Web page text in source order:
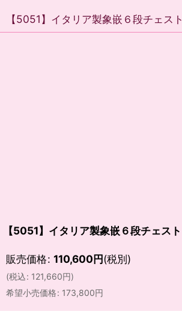
【5051】イタリア製象嵌６段チェスト
【5051】イタリア製象嵌６段チェスト
販売価格: 110,600円(税別)
(税込: 121,660円)
希望小売価格: 173,800円